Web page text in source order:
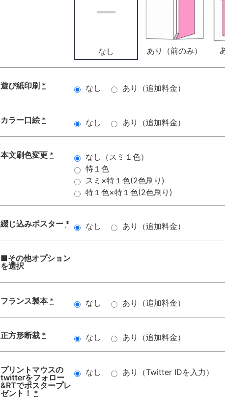
なし あり（前のみ）
遊び紙印刷 * なし あり（追加料金）
カラー口絵 * なし あり（追加料金）
本文刷色変更 *
なし（スミ１色）
特１色
スミ×特１色(2色刷り)
特１色×特１色(2色刷り)
綴じ込みポスター * なし あり（追加料金）
■その他オプション
を選択
フランス製本 * なし あり（追加料金）
正方形断裁 * なし あり（追加料金）
プリントマウスの
twitterをフォロー
&RTでポスタープレ
ゼント！ *
なし あり（Twitter IDを入力）